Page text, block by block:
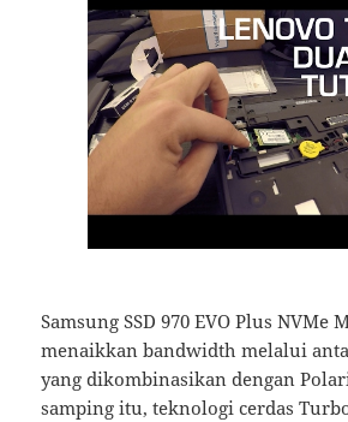
Samsung SSD 970 EVO Plus NVMe
menaikkan bandwidth melalui
yang dikombinasikan dengan
samping itu, teknologi cerdas